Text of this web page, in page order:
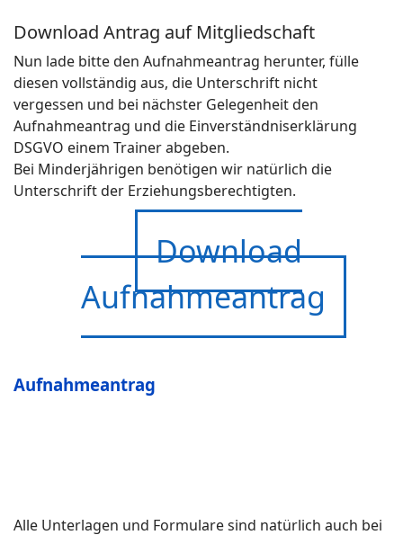
Download Antrag auf Mitgliedschaft
Nun lade bitte den Aufnahmeantrag herunter, fülle
diesen vollständig aus, die Unterschrift nicht
vergessen und bei nächster Gelegenheit den
Aufnahmeantrag und die Einverständniserklärung
DSGVO einem Trainer abgeben.
Bei Minderjährigen benötigen wir natürlich die
Unterschrift der Erziehungsberechtigten.
Download
Aufnahmeantrag
Aufnahmeantrag
Alle Unterlagen und Formulare sind natürlich auch bei